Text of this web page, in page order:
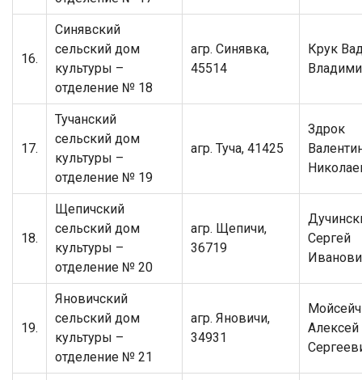
16.
Синявский
сельский дом
культуры –
отделение № 18
агр. Синявка,
45514
Крук
17.
Тучанский
сельский дом
культуры –
отделение № 19
агр. Туча, 41425
Здрок
18.
Щепичский
сельский дом
культуры –
отделение № 20
агр. Щепичи,
36719
Сергей
19.
Яновичский
сельский дом
культуры –
отделение № 21
агр. Яновичи,
34931
Алексей